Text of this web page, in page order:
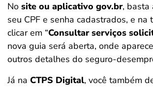
No site ou aplicativo gov.br, basta
seu CPF e senha cadastrados, e na
clicar em “Consultar serviços
nova guia será aberta, onde
outros detalhes do seguro-
Já na CTPS Digital, você também